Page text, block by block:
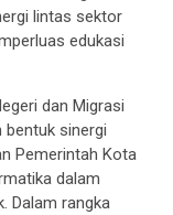
lintas sektor
edukasi
dan Migrasi
bentuk sinergi
Pemerintah Kota
dalam
Dalam rangka